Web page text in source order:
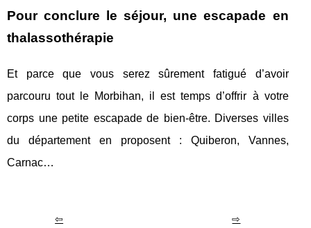
Pour conclure le séjour, une escapade en
thalassothérapie
Et parce que vous serez sûrement fatigué d’avoir
parcouru tout le Morbihan, il est temps d’offrir à votre
corps une petite escapade de bien-être. Diverses villes
du département en proposent : Quiberon, Vannes,
Carnac…